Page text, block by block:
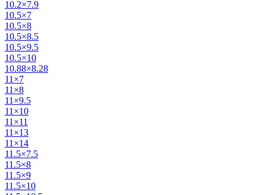
10.2×7.9
10.5×7
10.5×8
10.5×8.5
10.5×9.5
10.5×10
10.88×8.28
11×7
11×8
11×9.5
11×10
11×11
11×13
11×14
11.5×7.5
11.5×8
11.5×9
11.5×10